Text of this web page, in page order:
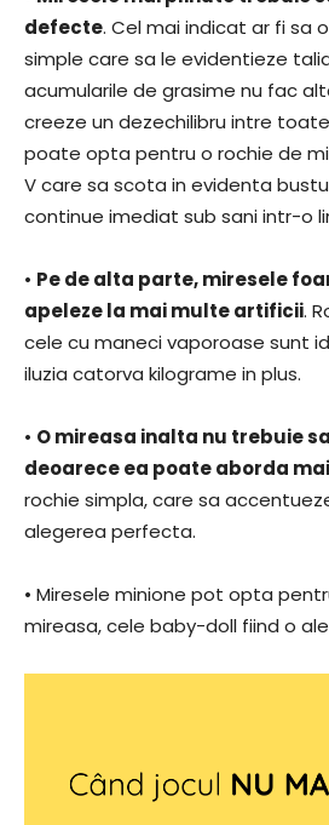
defecte. Cel mai indicat ar fi sa
simple care sa le evidentieze
acumularile de grasime nu fac
creeze un dezechilibru intre
poate opta pentru o rochie de
V care sa scota in evidenta
continue imediat sub sani intr-o
• Pe de alta parte, miresele
apeleze la mai multe artificii.
cele cu maneci vaporoase sunt
iluzia catorva kilograme in plus.
• O mireasa inalta nu trebuie
deoarece ea poate aborda
rochie simpla, care sa
alegerea perfecta.
• Miresele minione pot opta
mireasa, cele baby-doll fiind o